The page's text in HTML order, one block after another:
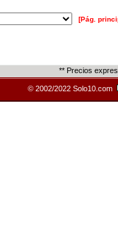
[Pág.
** Precios
© 2002/2022 Solo10.com